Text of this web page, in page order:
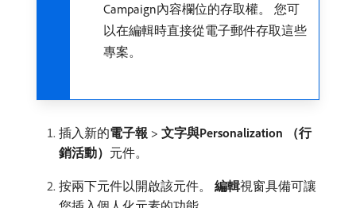
Campaign內容欄位的存取權。 您可
以在編輯時直接從電子郵件存取這些
專案。
插入新的​電子報 > 文字與Personalization （行
銷活動） ​元件。
按兩下元件以開啟該元件。 編輯​視窗具備可讓